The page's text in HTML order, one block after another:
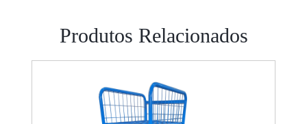
Produtos Relacionados